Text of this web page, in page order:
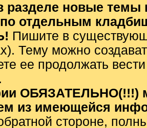
разделе новые темы
отдельным
Пишите в
Тему можно
ее продолжать
ОБЯЗАТЕЛЬНО(!!!)
из имеющейся
стороне,